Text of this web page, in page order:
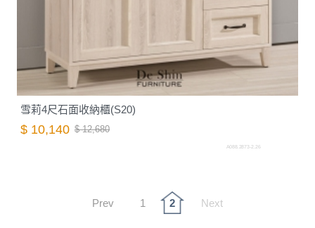
雪莉4尺石面收納櫃(S20)
$ 10,140 $ 12,680
A088.2873-2.26
Prev 1 2 Next